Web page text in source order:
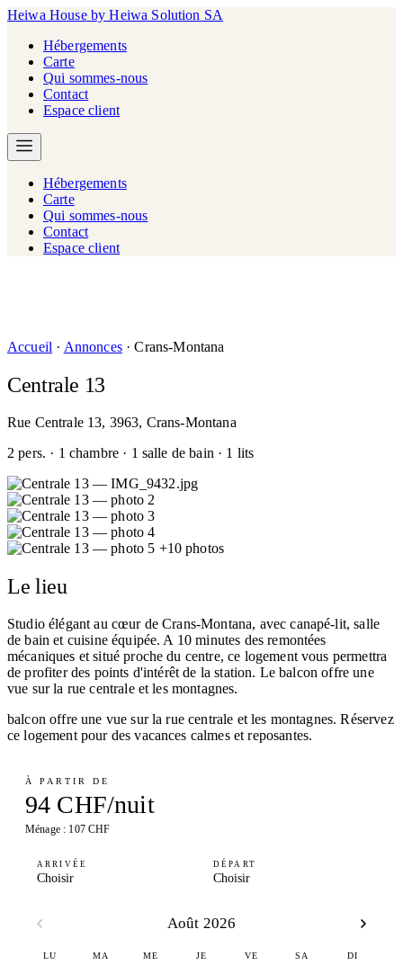
Heiwa House by Heiwa Solution SA
Hébergements
Carte
Qui sommes-nous
Contact
Espace client
Hébergements
Carte
Qui sommes-nous
Contact
Espace client
Accueil · Annonces · Crans-Montana
Centrale 13
Rue Centrale 13, 3963, Crans-Montana
2 pers. · 1 chambre · 1 salle de bain · 1 lits
+10 photos
Le lieu
Studio élégant au cœur de Crans-Montana, avec canapé-lit, salle
de bain et cuisine équipée. A 10 minutes des remontées
mécaniques et situé proche du centre, ce logement vous permettra
de profiter des points d'intérêt de la station. Le balcon offre une
vue sur la rue centrale et les montagnes.
balcon offre une vue sur la rue centrale et les montagnes. Réservez
ce logement pour des vacances calmes et reposantes.
À PARTIR DE
94 CHF/nuit
Ménage : 107 CHF
ARRIVÉE
Choisir
DÉPART
Choisir
Août 2026
LU MA ME JE VE SA DI